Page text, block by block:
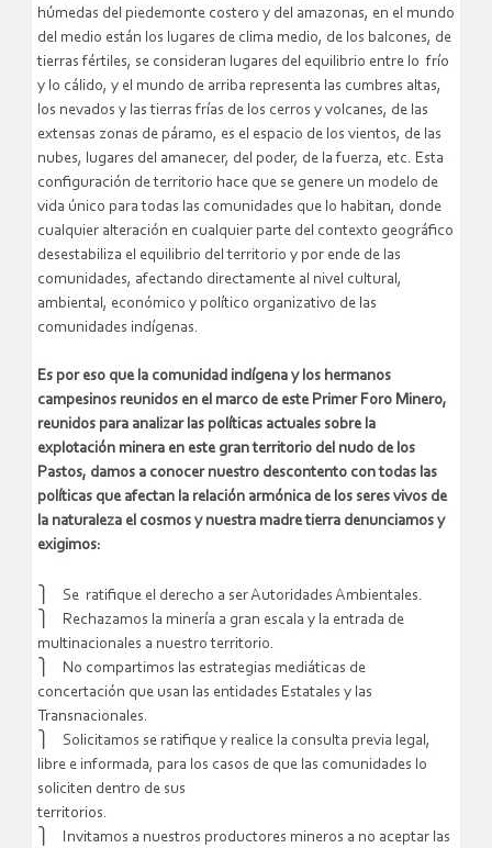
húmedas del piedemonte costero y del amazonas, en el mundo
del medio están los lugares de clima medio, de los balcones, de
tierras fértiles, se consideran lugares del equilibrio entre lo frío
y lo cálido, y el mundo de arriba representa las cumbres altas,
los nevados y las tierras frías de los cerros y volcanes, de las
extensas zonas de páramo, es el espacio de los vientos, de las
nubes, lugares del amanecer, del poder, de la fuerza, etc. Esta
configuración de territorio hace que se genere un modelo de
vida único para todas las comunidades que lo habitan, donde
cualquier alteración en cualquier parte del contexto geográfico
desestabiliza el equilibrio del territorio y por ende de las
comunidades, afectando directamente al nivel cultural,
ambiental, económico y político organizativo de las
comunidades indígenas.
Es por eso que la comunidad indígena y los hermanos
campesinos reunidos en el marco de este Primer Foro Minero,
reunidos para analizar las políticas actuales sobre la
explotación minera en este gran territorio del nudo de los
Pastos, damos a conocer nuestro descontento con todas las
políticas que afectan la relación armónica de los seres vivos de
la naturaleza el cosmos y nuestra madre tierra denunciamos y
exigimos:
⎫ Se ratifique el derecho a ser Autoridades Ambientales.
⎫ Rechazamos la minería a gran escala y la entrada de
multinacionales a nuestro territorio.
⎫ No compartimos las estrategias mediáticas de
concertación que usan las entidades Estatales y las
Transnacionales.
⎫ Solicitamos se ratifique y realice la consulta previa legal,
libre e informada, para los casos de que las comunidades lo
soliciten dentro de sus
territorios.
⎫ Invitamos a nuestros productores mineros a no aceptar las